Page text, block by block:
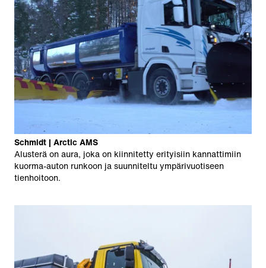
Schmidt | Arctic AMS
Alusterä on aura, joka on kiinnitetty erityisiin kannattimiin
kuorma-auton runkoon ja suunniteltu ympärivuotiseen
tienhoitoon.